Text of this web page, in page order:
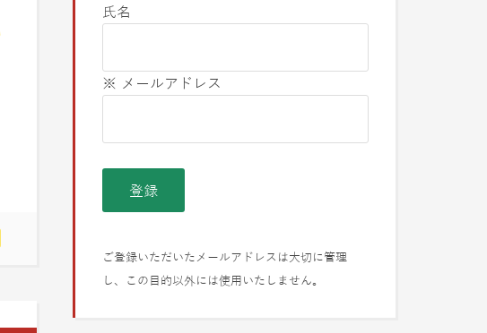
氏名
※ メールアドレス
ご登録いただいたメールアドレスは大切に管理
し、この目的以外には使用いたしません。